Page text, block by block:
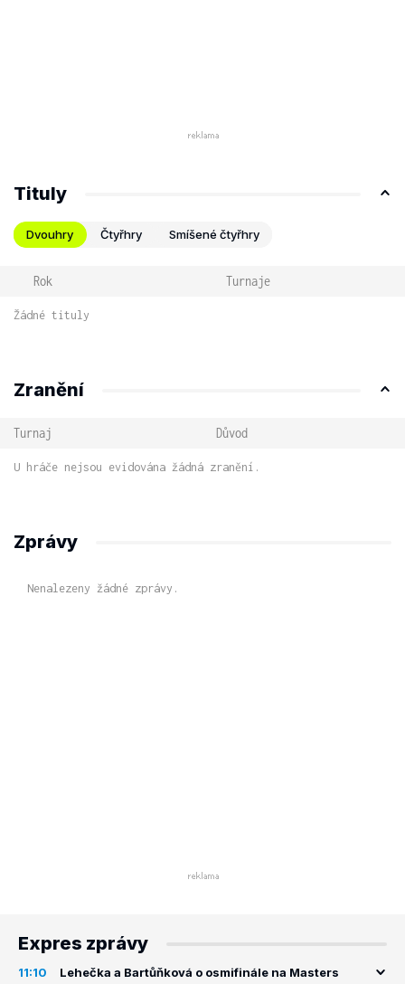
Tituly
Dvouhry Čtyřhry Smíšené čtyřhry
Rok Turnaje
Žádné tituly
Zranění
Turnaj Důvod
U hráče nejsou evidována žádná zranění.
Zprávy
Nenalezeny žádné zprávy.
Expres zprávy
11:10 Lehečka a Bartůňková o osmifinále na Masters